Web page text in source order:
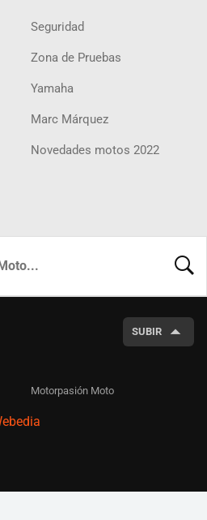
Seguridad
Zona de Pruebas
Yamaha
Marc Márquez
Novedades motos 2022
SUBIR
Motorpasión Moto